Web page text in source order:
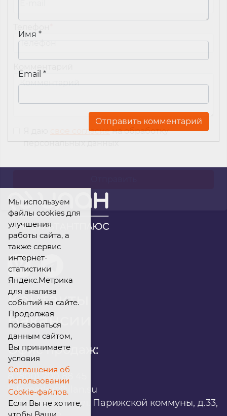
Имя *
Email *
Контакты
Вакансии
Офис продаж:
infomarket@ilan.su
г. Красноярск, ул. Парижской коммуны, д.33,
свое согласиена обработку
персональных данных
Мы используем
файлы cookies для
улучшения
работы сайта, а
также сервис
интернет-
статистики
Яндекс.Метрика
для анализа
событий на сайте.
Продолжая
пользоваться
данным сайтом,
Вы принимаете
условия
Соглашения об
использовании
Cookie-файлов.
Если Вы не хотите,